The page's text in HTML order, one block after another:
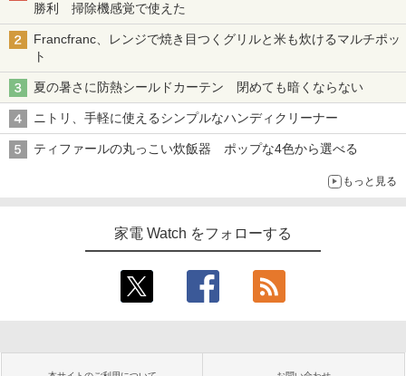
勝利 掃除機感覚で使えた
Francfranc、レンジで焼き目つくグリルと米も炊けるマルチポッ
ト
夏の暑さに防熱シールドカーテン 閉めても暗くならない
ニトリ、手軽に使えるシンプルなハンディクリーナー
ティファールの丸っこい炊飯器 ポップな4色から選べる
もっと見る
家電 Watch をフォローする